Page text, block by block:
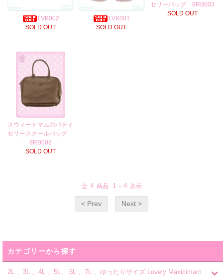
LVK002
SOLD OUT
LVK001
SOLD OUT
セリーバッグ 8RB003
SOLD OUT
スウィートマムのパティ
セリースクールバッグ
8RB008
SOLD OUT
全 4 商品 1 - 4 表示
< Prev Next >
カテゴリーから探す
2L 、3L 、4L 、5L、 6L 、7L 、ゆったりサイズ Lovely Maxicimam